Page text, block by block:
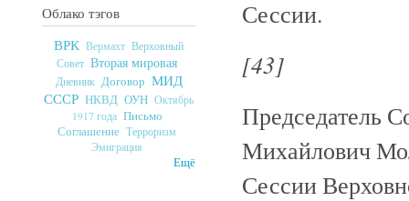
Облако тэгов
ВРК Вермахт Верховный
Совет Вторая мировая
Дневник Договор МИД
СССР НКВД ОУН Октябрь
1917 года Письмо
Соглашение Терроризм
Эмиграция
Ещё
Сессии.
[43]
Председатель
Михайлович
Сессии